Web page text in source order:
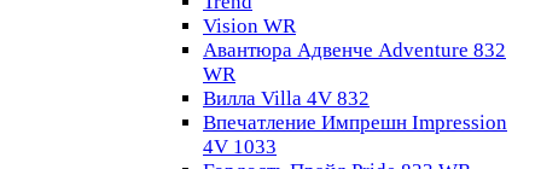
Vision WR
Авантюра Адвенче Adventure 832
WR
Вилла Villa 4V 832
Впечатление Импрешн Impression
4V 1033